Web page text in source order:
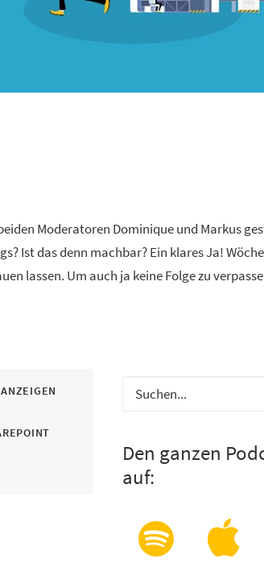
Moderatoren Dominique und Markus
Ist das denn machbar? Ein klares Ja!
lassen. Um auch ja keine Folge zu
Den ganzen
auf: